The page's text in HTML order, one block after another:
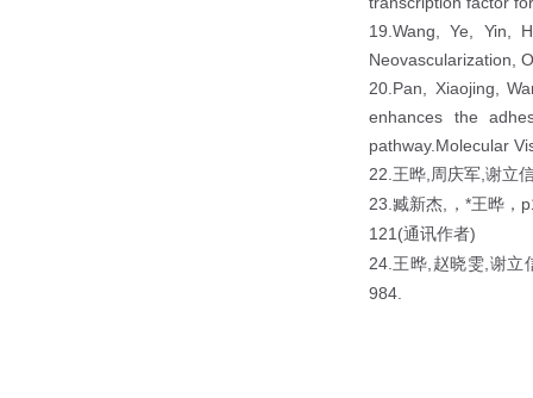
19.Wang, Ye, Yin,
Neovascularization,
20.Pan, Xiaojing,
enhances the
pathway.Molecular
22. 王晔 周庆军 谢立
23. 臧新杰 ， *王晔，
121(通讯作者)
24. 王晔 赵晓雯 谢立
984.